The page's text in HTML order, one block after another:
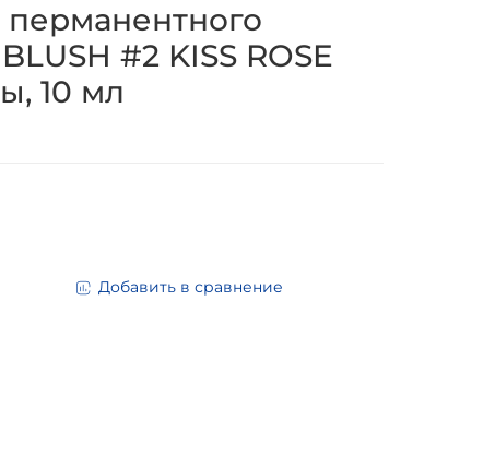
#2 KISS ROSE
10 мл
Добавить в сравнение